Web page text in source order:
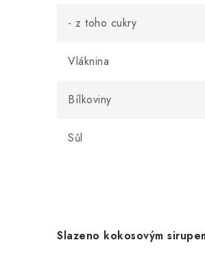
- z toho cukry
Vláknina
Bílkoviny
Sůl
Slazeno kokosovým